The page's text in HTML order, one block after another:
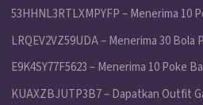
53HHNL3RTLXMPYFP – Menerima 10
LRQEV2VZ59UDA – Menerima 30
E9K4SY77F5623 – Menerima 10 Poke
KUAXZBJUTP3B7 – Dapatkan Outfit